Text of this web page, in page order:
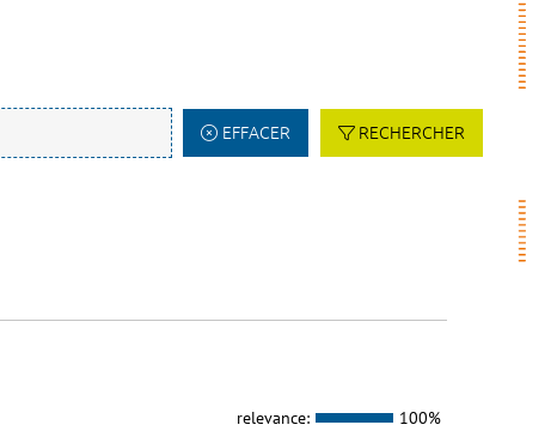
EFFACER RECHERCHER
relevance: 100%